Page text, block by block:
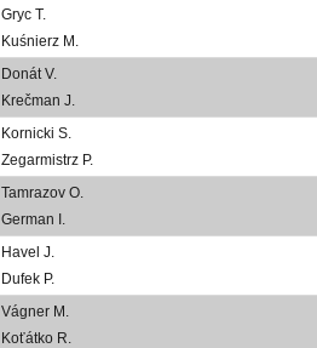
Gryc T.
Kuśnierz M.
Donát V.
Krečman J.
Kornicki S.
Zegarmistrz P.
Tamrazov O.
German I.
Havel J.
Dufek P.
Vágner M.
Koťátko R.